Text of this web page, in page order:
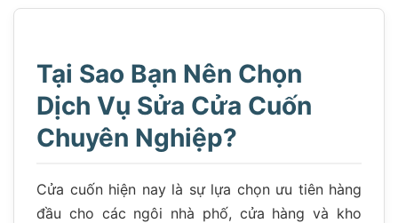
Tại Sao Bạn Nên Chọn
Dịch Vụ Sửa Cửa Cuốn
Chuyên Nghiệp?
Cửa cuốn hiện nay là sự lựa chọn ưu tiên hàng
đầu cho các ngôi nhà phố, cửa hàng và kho